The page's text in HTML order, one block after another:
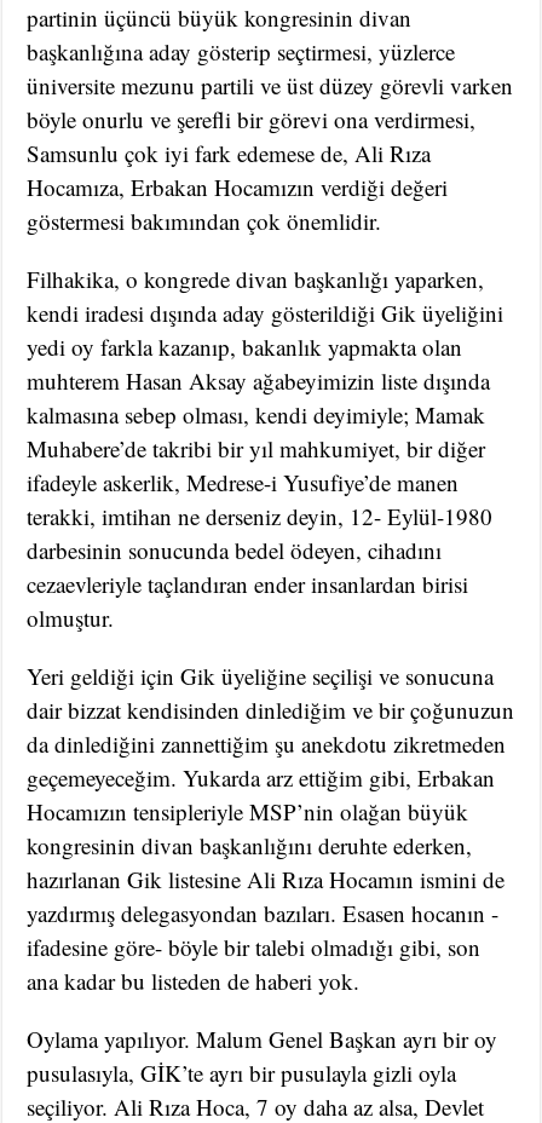
partinin üçüncü büyük kongresinin divan
başkanlığına aday gösterip seçtirmesi, yüzlerce
üniversite mezunu partili ve üst düzey görevli varken
böyle onurlu ve şerefli bir görevi ona verdirmesi,
Samsunlu çok iyi fark edemese de, Ali Rıza
Hocamıza, Erbakan Hocamızın verdiği değeri
göstermesi bakımından çok önemlidir.
Filhakika, o kongrede divan başkanlığı yaparken,
kendi iradesi dışında aday gösterildiği Gik üyeliğini
yedi oy farkla kazanıp, bakanlık yapmakta olan
muhterem Hasan Aksay ağabeyimizin liste dışında
kalmasına sebep olması, kendi deyimiyle; Mamak
Muhabere’de takribi bir yıl mahkumiyet, bir diğer
ifadeyle askerlik, Medrese-i Yusufiye’de manen
terakki, imtihan ne derseniz deyin, 12- Eylül-1980
darbesinin sonucunda bedel ödeyen, cihadını
cezaevleriyle taçlandıran ender insanlardan birisi
olmuştur.
Yeri geldiği için Gik üyeliğine seçilişi ve sonucuna
dair bizzat kendisinden dinlediğim ve bir çoğunuzun
da dinlediğini zannettiğim şu anekdotu zikretmeden
geçemeyeceğim. Yukarda arz ettiğim gibi, Erbakan
Hocamızın tensipleriyle MSP’nin olağan büyük
kongresinin divan başkanlığını deruhte ederken,
hazırlanan Gik listesine Ali Rıza Hocamın ismini de
yazdırmış delegasyondan bazıları. Esasen hocanın -
ifadesine göre- böyle bir talebi olmadığı gibi, son
ana kadar bu listeden de haberi yok.
Oylama yapılıyor. Malum Genel Başkan ayrı bir oy
pusulasıyla, GİK’te ayrı bir pusulayla gizli oyla
seçiliyor. Ali Rıza Hoca, 7 oy daha az alsa, Devlet